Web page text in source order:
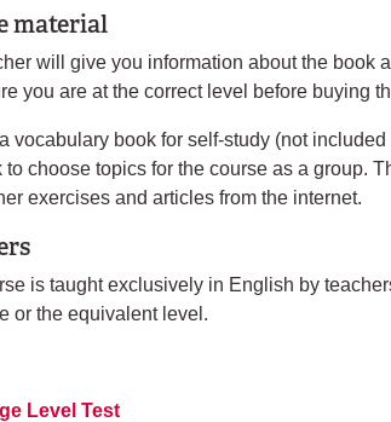
material
will give you information about the book
you are at the correct level before buying
vocabulary book for self-study (not
to choose topics for the course as a group.
exercises and articles from the internet.
is taught exclusively in English by
or the equivalent level.
Level Test